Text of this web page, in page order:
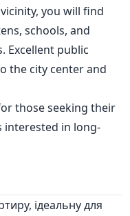
you will find
schools, and
Excellent public
the city center and
those seeking their
in long-
ідеальну для